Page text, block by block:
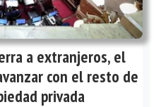
a extranjeros, el
con el resto de
privada